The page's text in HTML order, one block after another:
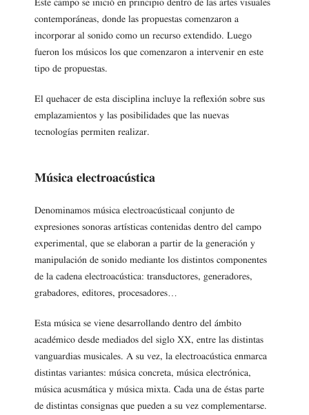
Este campo se inició en principio dentro de las artes visuales
contemporáneas, donde las propuestas comenzaron a
incorporar al sonido como un recurso extendido. Luego
fueron los músicos los que comenzaron a intervenir en este
tipo de propuestas.
El quehacer de esta disciplina incluye la reflexión sobre sus
emplazamientos y las posibilidades que las nuevas
tecnologías permiten realizar.
Música electroacústica
Denominamos música electroacústicaal conjunto de
expresiones sonoras artísticas contenidas dentro del campo
experimental, que se elaboran a partir de la generación y
manipulación de sonido mediante los distintos componentes
de la cadena electroacústica: transductores, generadores,
grabadores, editores, procesadores…
Esta música se viene desarrollando dentro del ámbito
académico desde mediados del siglo XX, entre las distintas
vanguardias musicales. A su vez, la electroacústica enmarca
distintas variantes: música concreta, música electrónica,
música acusmática y música mixta. Cada una de éstas parte
de distintas consignas que pueden a su vez complementarse.